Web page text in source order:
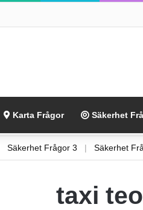
Karta Frågor Säkerhet
| Säkerhet Frågor 3 | Säkerhet
taxi